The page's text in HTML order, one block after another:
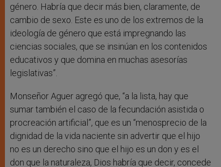
género. Habría que decir más bien, claramente, de
cambio de sexo. Este es uno de los extremos de la
ideología de género que está impregnando las
ciencias sociales, que se insinúan en los contenidos
educativos y que domina en muchas asesorías
legislativas”.
Monseñor Aguer agregó que, “a la lista, hay que
sumar también el caso de la fecundación asistida o
procreación artificial”, que es un “menosprecio de la
dignidad de la vida naciente sin advertir que el hijo
no es un derecho sino que el hijo es un don y es el
don que la naturaleza, Dios habría que decir, concede